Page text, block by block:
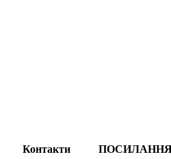
Контакти